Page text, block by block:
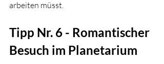
arbeiten müsst.
Tipp Nr. 6 - Romantischer
Besuch im Planetarium